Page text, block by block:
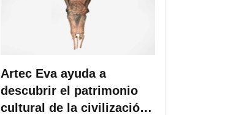
Artec Eva ayuda a
descubrir el patrimonio
cultural de la civilización